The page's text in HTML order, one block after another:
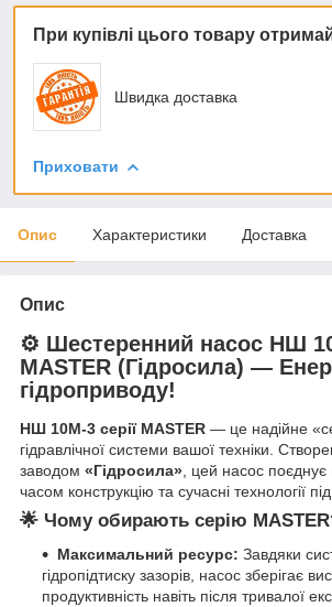
При купівлі цього товару
Швидка доставка
Приховати
Опис Характеристики Доставка
Опис
⚙️ Шестеренний насос НШ
MASTER (Гідросила) —
гідроприводу!
НШ 10М-3 серії MASTER — це надійне
гідравлічної системи вашої техніки.
заводом «Гідросила», цей насос поєднує
часом конструкцію та сучасні технології
🌟 Чому обирають серію
Максимальний ресурс: Завдяки
гідропідтиску зазорів, насос зберігає
продуктивність навіть після тривалої